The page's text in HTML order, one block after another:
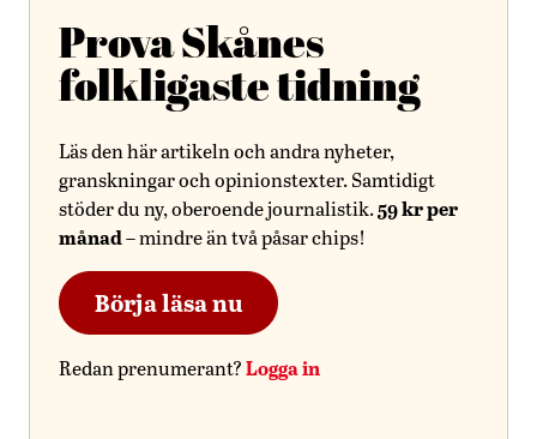
Prova Skånes
folkligaste tidning
Läs den här artikeln och andra nyheter,
granskningar och opinionstexter. Samtidigt
stöder du ny, oberoende journalistik.59 kr per
månad– mindre än två påsar chips!
Börja läsa nu
Redan prenumerant?Logga in